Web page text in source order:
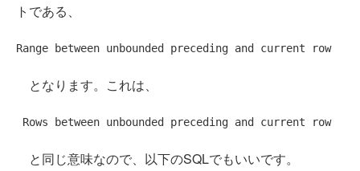
トである、
Range between unbounded preceding and current row
となります。これは、
Rows between unbounded preceding and current row
と同じ意味なので、以下のSQLでもいいです。